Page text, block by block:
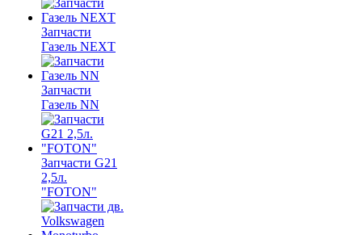
Запчасти
Газель NEXT
Запчасти
Газель NN
Запчасти G21
2,5л.
"FOTON"